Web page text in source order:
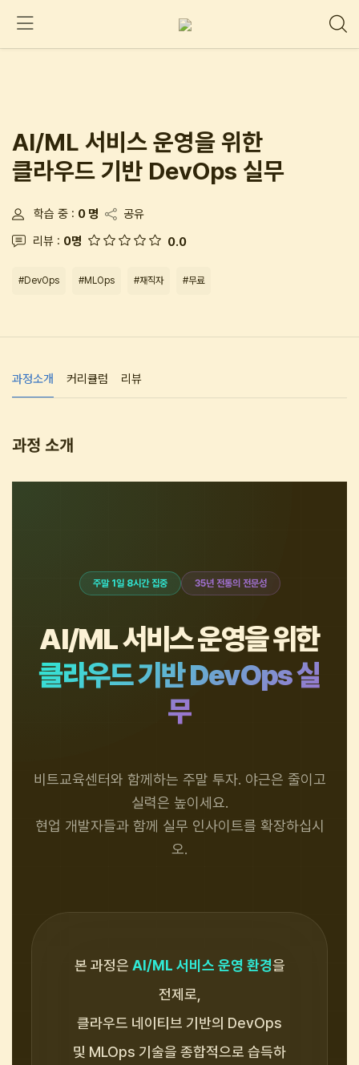
AI/ML 서비스 운영을 위한
클라우드 기반 DevOps 실무
학습 중 : 0 명
공유
리뷰 : 0명 0.0
#DevOps #MLOps #재직자 #무료
과정소개 커리큘럼 리뷰
과정 소개